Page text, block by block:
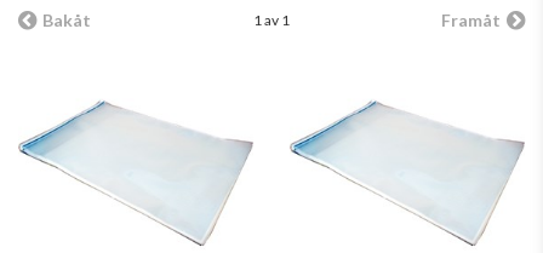
Bakåt 1 av 1 Framåt